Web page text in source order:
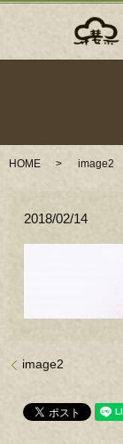
HOME image2
2018/02/14
image2